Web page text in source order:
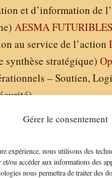
Gérer le consentement
expérience, nous utilisons des
ou accéder aux informations des
nous permettra de traiter des
et d’information de
AESMA FUTURIBLES
au service de l’action
synthèse stratégique)
– Soutien,